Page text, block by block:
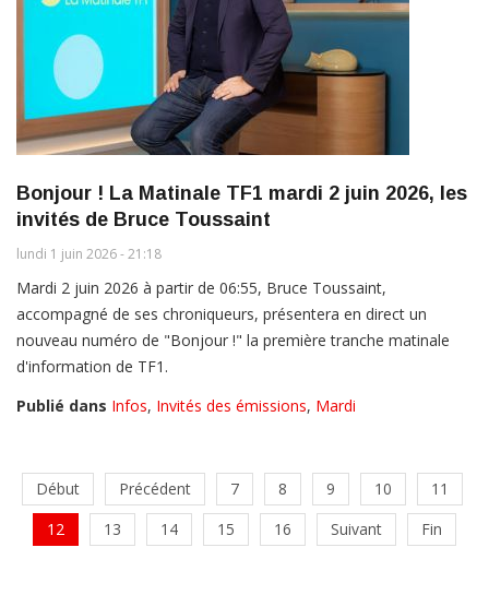
Bonjour ! La Matinale TF1 mardi 2 juin 2026, les
invités de Bruce Toussaint
lundi 1 juin 2026 - 21:18
Mardi 2 juin 2026 à partir de 06:55, Bruce Toussaint,
accompagné de ses chroniqueurs, présentera en direct un
nouveau numéro de "Bonjour !" la première tranche matinale
d'information de TF1.
Publié dans Infos, Invités des émissions, Mardi
Début Précédent 7 8 9 10
11
12
13 14 15 16 Suivant Fin